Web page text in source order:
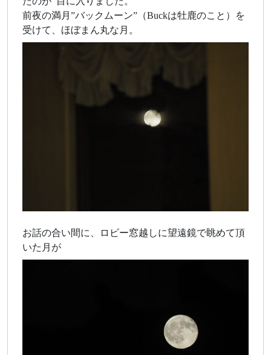
前夜の満月”バックムーン”（Buckは牡鹿のこと）を
受けて、ほぼまん丸な月。
お話の合い間に、ロビー窓越しに望遠鏡で眺めて頂
いた月が